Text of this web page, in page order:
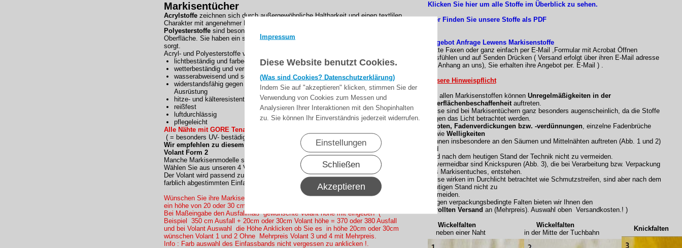
Impressum
Diese Website benutzt Cookies.
(Was sind Cookies? Datenschutzerklärung)
Indem Sie auf "akzeptieren" klicken, stimmen Sie der
Verwendung von Cookies zum Messen und
Analysieren Ihrer Interaktionen mit den Shopinhalten
zu. Sie können Ihr Einverständnis jederzeit widerrufen.
Einstellungen
Schließen
Akzeptieren
Markisentücher
Acrylstoffe zeichnen sich durch außergewöhnliche Haltbarkeit und einen textlilen
Charakter mit angenehmer Haptik aus.
Polyesterstoffe sind besonders elastisch und haben eine angenehm flauschige
Oberfläche. Sie haben ein sehr gutes Rückstellverhalten, das für ein glattes Tuch
sorgt.
Acryl- und Polyesterstoffe von Lewens sind:
lichtbeständig und farbecht
wetterbeständig und verrottungsfest
wasserabweisend und schnell trocknend
widerstandsfähig gegen Umwelteinflüsse durch Teflon-bzw. Cleangard-
Ausrüstung
hitze- und kälteresistent
reißfest
luftdurchlässig
pflegeleicht
Alle Nähte mit GORE Tenara CLEAR Nähfaden konfektioniert !
( = besonders UV- bestädig und reißfest. )
Wir empfehlen zu diesem Dessin:
Volant Form 2
Manche Markisenmodelle sind nur mit einem Volant vollständig.
Wählen Sie aus unseren 4 Volantformen.
Der Volant wird passend zum Rapport des Dessins geschnitten und mit dem
farblich abgestimmten Einfassband abgeschlossen.
Wünschen Sie ihre Markisentuch mit einen Volant ? , Wir haben zur Auswahl mit
ein höhe von 20 oder 30 cm
Bei Maßeingabe den Ausfallmaß gewünschte Volant höhe mit eingeben (
Beispiel 350 cm Ausfall + 20cm oder 30cm Volant höhe = 370 oder 380 Ausfall
und bei Volant Auswahl die Höhe Anklicken ob Sie es in höhe 20cm oder 30cm
wünschen Volant 1 und 2 Ohne Mehrpreis Volant 3 und 4 mit Mehrpreis.
Info : Farb auswahl des Einfassbands nicht vergessen zu anklicken !.
Klicken Sie hier um alle Stoffe im Überblick zu sehen.
Hier Finden Sie unsere Stoffe als PDF
Angebot Anfrage Lewens Markisenstoffe
(Bitte Faxen oder ganz einfach per E-Mail ,Formular mit Acrobat Öffnen
Ausfühlen und auf Senden Drücken ( Versand erfolgt über ihren E-Mail adresse
als Anhang an uns), Sie erhalten ihre Angebot per. E-Mail ) .
Unsere Hinweispflicht
Bei allen Markisenstoffen könnenUnregelmäßigkeiten in der
Oberflächenbeschaffenheitauftreten.
Diese sind bei Markisentüchern ganz besonders augenscheinlich, da die Stoffe
gegen das Licht betrachtet werden.
Knoten, Fadenverdickungen bzw. -verdünnungen, einzelne Fadenbrüche
sowie Welligkeiten
können insbesondere an den Säumen und Mittelnähten auftreten (Abb. 1 und 2)
und
sind nach dem heutigen Stand der Technik nicht zu vermeiden.
Unvermeidbar sind Knickspuren (Abb. 3), die bei Verarbeitung bzw. Verpackung
des Markisentuches, entstehen.
Diese wirken im Durchlicht betrachtet wie Schmutzstreifen, sind aber nach dem
heutigen Stand nicht zu
vermeiden.
Gegen verpackungsbedingte Falten bieten wir Ihnen den
gerollten Versand an (Mehrpreis). Auswahl oben Versandkosten.! )
Wickelfalten
neben einer Naht
Wickelfalten
in der Mitte der Tuchbahn
Knickfalten